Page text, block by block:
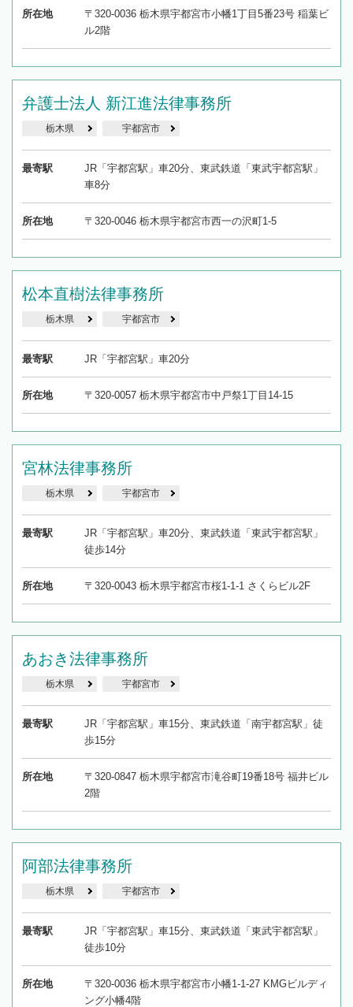
所在地
〒320-0036 栃木県宇都宮市小幡1丁目5番23号 稲葉ビ
ル2階
弁護士法人 新江進法律事務所
栃木県 宇都宮市
最寄駅
JR「宇都宮駅」車20分、東武鉄道「東武宇都宮駅」
車8分
所在地 〒320-0046 栃木県宇都宮市西一の沢町1-5
松本直樹法律事務所
栃木県 宇都宮市
最寄駅 JR「宇都宮駅」車20分
所在地 〒320-0057 栃木県宇都宮市中戸祭1丁目14-15
宮林法律事務所
栃木県 宇都宮市
最寄駅
JR「宇都宮駅」車20分、東武鉄道「東武宇都宮駅」
徒歩14分
所在地 〒320-0043 栃木県宇都宮市桜1-1-1 さくらビル2F
あおき法律事務所
栃木県 宇都宮市
最寄駅
JR「宇都宮駅」車15分、東武鉄道「南宇都宮駅」徒
歩15分
所在地
〒320-0847 栃木県宇都宮市滝谷町19番18号 福井ビル
2階
阿部法律事務所
栃木県 宇都宮市
最寄駅
JR「宇都宮駅」車15分、東武鉄道「東武宇都宮駅」
徒歩10分
所在地
〒320-0036 栃木県宇都宮市小幡1-1-27 KMGビルディ
ング小幡4階